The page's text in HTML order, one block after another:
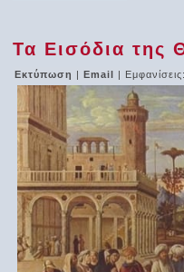
Τα Εισόδια της
Εκτύπωση |Email |